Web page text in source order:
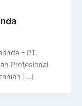
– PT.
Profesional
[…]